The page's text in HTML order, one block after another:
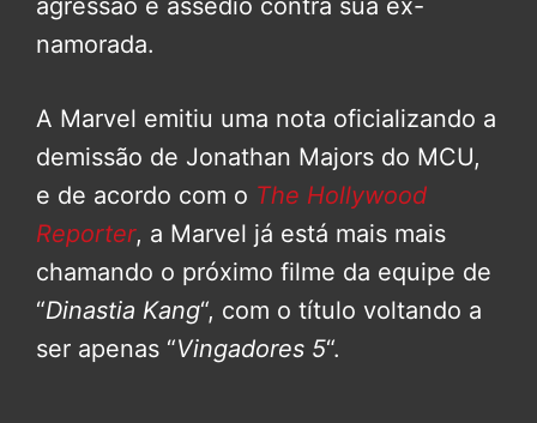
agressão e assédio contra sua ex-
namorada.
A Marvel emitiu uma nota oficializando a
demissão de Jonathan Majors do MCU,
e de acordo com o The Hollywood
Reporter, a Marvel já está mais mais
chamando o próximo filme da equipe de
“Dinastia Kang“, com o título voltando a
ser apenas “Vingadores 5“.